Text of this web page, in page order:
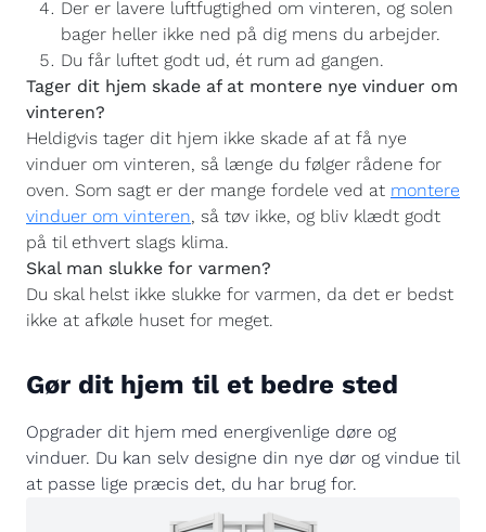
Der er lavere luftfugtighed om vinteren, og solen
bager heller ikke ned på dig mens du arbejder.
Du får luftet godt ud, ét rum ad gangen.
Tager dit hjem skade af at montere nye vinduer om
vinteren?
Heldigvis tager dit hjem ikke skade af at få nye
vinduer om vinteren, så længe du følger rådene for
oven. Som sagt er der mange fordele ved at montere
vinduer om vinteren, så tøv ikke, og bliv klædt godt
på til ethvert slags klima.
Skal man slukke for varmen?
Du skal helst ikke slukke for varmen, da det er bedst
ikke at afkøle huset for meget.
Gør dit hjem til et bedre sted
Opgrader dit hjem med energivenlige døre og
vinduer. Du kan selv designe din nye dør og vindue til
at passe lige præcis det, du har brug for.